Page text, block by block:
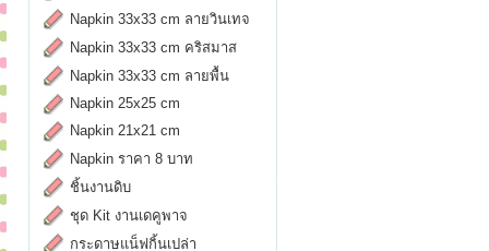
Napkin 33x33 cm ลายวินเทจ
Napkin 33x33 cm คริสมาส
Napkin 33x33 cm ลายพื้น
Napkin 25x25 cm
Napkin 21x21 cm
Napkin ราคา 8 บาท
ชิ้นงานดิบ
ชุด Kit งานเดคูพาจ
กระดาษแน็ฟกิ้นเปล่า